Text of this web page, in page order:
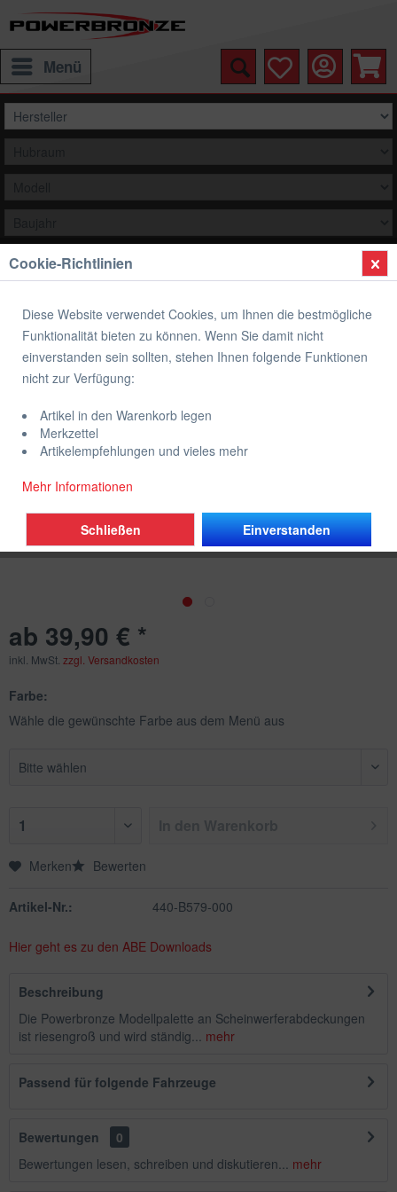
Menü
Auswählen
Übersicht Scheinwerferabdeckung
Scheinwerferabdeckungen BMW
ab 39,90 € *
inkl. MwSt. zzgl. Versandkosten
Farbe:
Wähle die gewünschte Farbe aus dem Menü aus
Merken Bewerten
Artikel-Nr.: 440-B579-000
Hier geht es zu den ABE Downloads
Beschreibung
Die Powerbronze Modellpalette an Scheinwerferabdeckungen
ist riesengroß und wird ständig... mehr
Passend für folgende Fahrzeuge
Bewertungen
0
Bewertungen lesen, schreiben und diskutieren... mehr
Cookie-Richtlinien
Diese Website verwendet Cookies, um Ihnen die bestmögliche
Funktionalität bieten zu können. Wenn Sie damit nicht
einverstanden sein sollten, stehen Ihnen folgende Funktionen
nicht zur Verfügung:
Artikel in den Warenkorb legen
Merkzettel
Artikelempfehlungen und vieles mehr
Mehr Informationen
Einverstanden
Schließen